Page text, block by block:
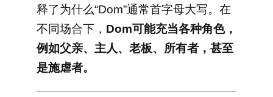
释了为什么“Dom”通常首字母大写。在
不同场合下， Dom可能充当各种角色，
例如父亲、主人、老板、所有者，甚至
是施虐者。